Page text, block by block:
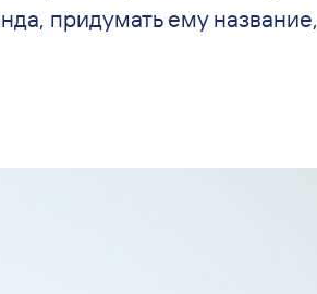
придумать ему название,